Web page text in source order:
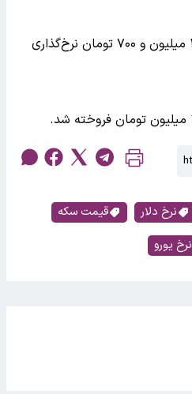
ربع سکه امروز با کاهش، ۴۹ میلیون و ۷۰۰ تومان نرخ‌گذاری
نرخ دلار
قیمت سکه
نرخ یورو